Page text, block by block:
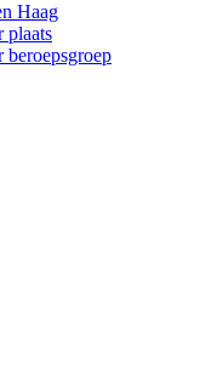
Haag
plaats
beroepsgroep